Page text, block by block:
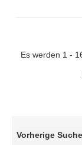
Es werden 1 -
Vorherige